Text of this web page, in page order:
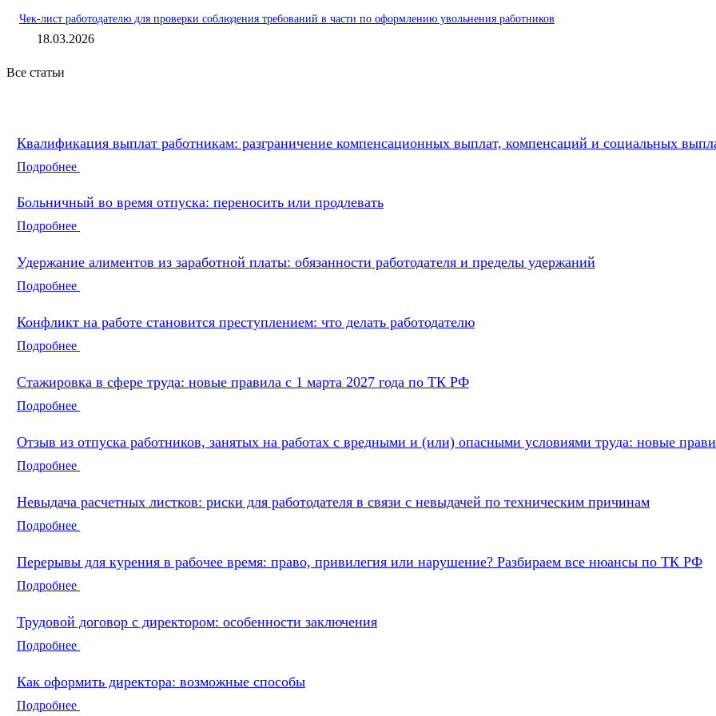
Чек-лист работодателю для проверки соблюдения требований в части по оформлению увольнения работников
18.03.2026
Все статьи
Квалификация выплат работникам: разграничение компенсационных выплат, компенсаций и социальных
Подробнее
Больничный во время отпуска: переносить или продлевать
Подробнее
Удержание алиментов из заработной платы: обязанности работодателя и пределы удержаний
Подробнее
Конфликт на работе становится преступлением: что делать работодателю
Подробнее
Стажировка в сфере труда: новые правила с 1 марта 2027 года по ТК РФ
Подробнее
Отзыв из отпуска работников, занятых на работах с вредными и (или) опасными условиями труда: новые
Подробнее
Невыдача расчетных листков: риски для работодателя в связи с невыдачей по техническим причинам
Подробнее
Перерывы для курения в рабочее время: право, привилегия или нарушение? Разбираем все нюансы по ТК РФ
Подробнее
Трудовой договор с директором: особенности заключения
Подробнее
Как оформить директора: возможные способы
Подробнее